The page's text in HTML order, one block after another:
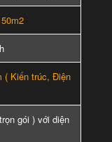
( Kiến trúc, Điện
gói ) với diện